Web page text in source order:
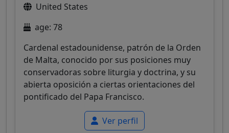
United States
age: 78
Cardenal estadounidense, patrón de la Orden
de Malta, conocido por sus posiciones muy
conservadoras sobre liturgia y doctrina, y su
abierta oposición a ciertas orientaciones del
pontificado del Papa Francisco.
Ver perfil